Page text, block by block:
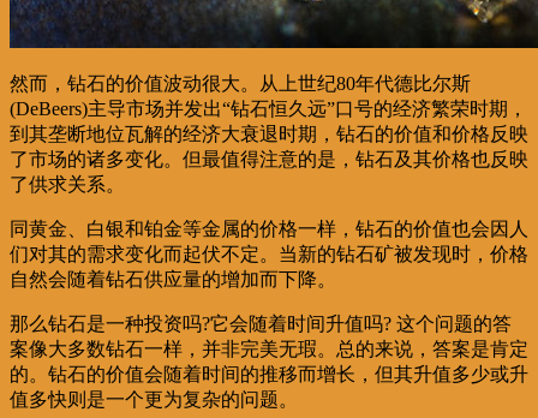
然而，钻石的价值波动很大。从上世纪80年代德比尔斯
(DeBeers)主导市场并发出“钻石恒久远”口号的经济繁荣时期，
到其垄断地位瓦解的经济大衰退时期，钻石的价值和价格反映
了市场的诸多变化。但最值得注意的是，钻石及其价格也反映
了供求关系。
同黄金、白银和铂金等金属的价格一样，钻石的价值也会因人
们对其的需求变化而起伏不定。当新的钻石矿被发现时，价格
自然会随着钻石供应量的增加而下降。
那么钻石是一种投资吗?它会随着时间升值吗? 这个问题的答
案像大多数钻石一样，并非完美无瑕。总的来说，答案是肯定
的。钻石的价值会随着时间的推移而增长，但其升值多少或升
值多快则是一个更为复杂的问题。